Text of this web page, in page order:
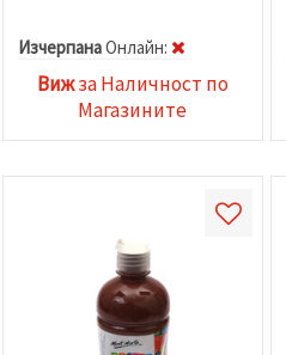
ИзчерпанаOнлайн:
Вижза Наличност по
Магазините